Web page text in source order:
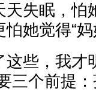
天失眠，怕
她觉得“
这些，我才
三个前提